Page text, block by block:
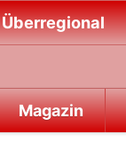
Überregional
Magazin